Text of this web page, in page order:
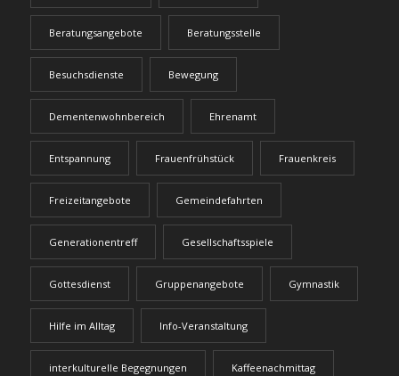
Beratungsangebote Beratungsstelle
Besuchsdienste Bewegung
Dementenwohnbereich Ehrenamt
Entspannung Frauenfrühstück Frauenkreis
Freizeitangebote Gemeindefahrten
Generationentreff Gesellschaftsspiele
Gottesdienst Gruppenangebote Gymnastik
Hilfe im Alltag Info-Veranstaltung
interkulturelle Begegnungen Kaffeenachmittag